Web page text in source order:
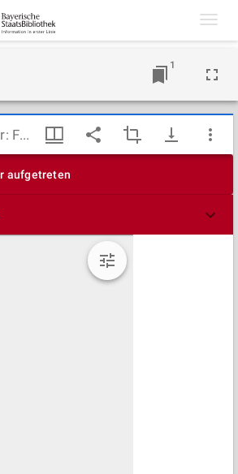
1
TypeError: Failed to fetch
aufgetreten